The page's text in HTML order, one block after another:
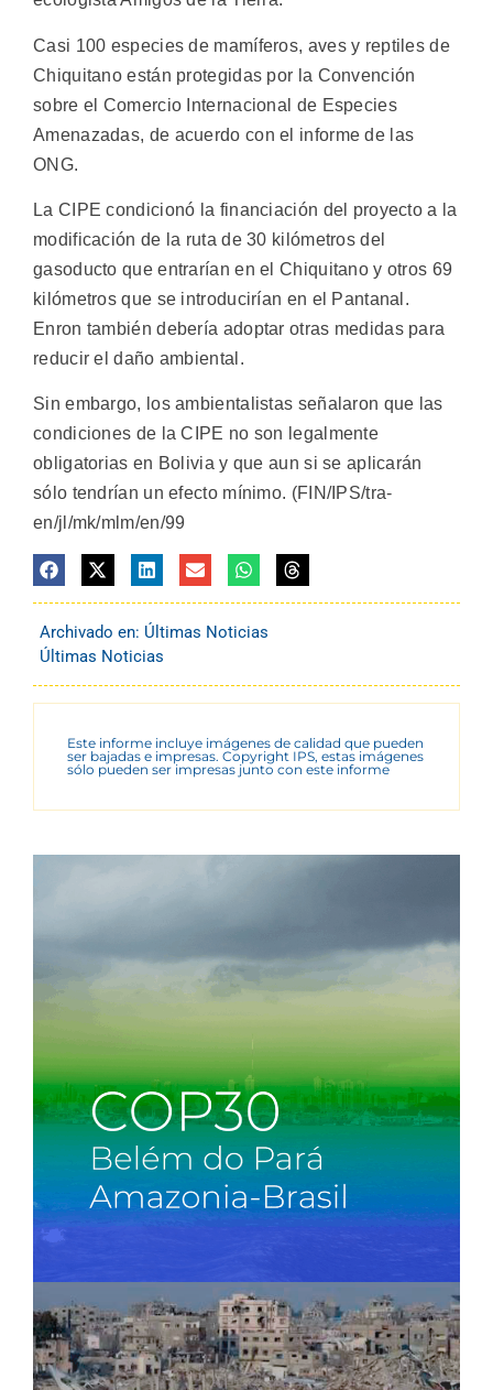
Casi 100 especies de mamíferos, aves y reptiles de
Chiquitano están protegidas por la Convención
sobre el Comercio Internacional de Especies
Amenazadas, de acuerdo con el informe de las
ONG.
La CIPE condicionó la financiación del proyecto a la
modificación de la ruta de 30 kilómetros del
gasoducto que entrarían en el Chiquitano y otros 69
kilómetros que se introducirían en el Pantanal.
Enron también debería adoptar otras medidas para
reducir el daño ambiental.
Sin embargo, los ambientalistas señalaron que las
condiciones de la CIPE no son legalmente
obligatorias en Bolivia y que aun si se aplicarán
sólo tendrían un efecto mínimo. (FIN/IPS/tra-
en/jl/mk/mlm/en/99
Archivado en: Últimas Noticias
Últimas Noticias
Este informe incluye imágenes de calidad que pueden
ser bajadas e impresas. Copyright IPS, estas imágenes
sólo pueden ser impresas junto con este informe